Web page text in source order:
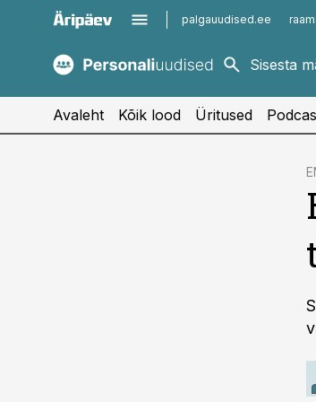
palgauudised.ee
kaubandus.ee
kinnisvarauudised.ee
Avaleht Kõik lood Üritused